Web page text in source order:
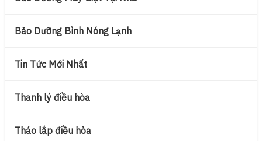
Bảo Dưỡng Bình Nóng Lạnh
Tin Tức Mới Nhất
Thanh lý điều hòa
Tháo lắp điều hòa